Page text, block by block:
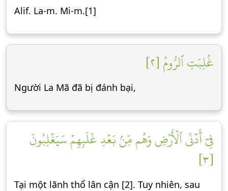
Alif. La-m. Mi-m.[1]
غُلِبَتِ ٱلرُّومُ [٢]
Người La Mã đã bị đánh bại,
فِيٓ أَدۡنَى ٱلۡأَرۡضِ وَهُم مِّنۢ بَعۡدِ غَلَبِهِمۡ سَيَغۡلِبُونَ
[٣]
Tại một lãnh thổ lân cận [2]. Tuy nhiên, sau